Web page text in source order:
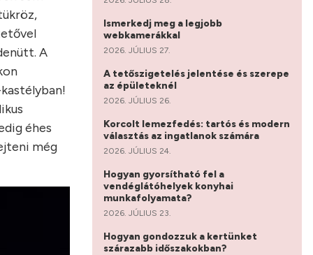
A
éhes
még
Ismerkedj meg a legjobb
webkamerákkal
2026. JÚLIUS 27.
A tetőszigetelés jelentése és szerepe
az épületeknél
2026. JÚLIUS 26.
Korcolt lemezfedés: tartós és modern
választás az ingatlanok számára
2026. JÚLIUS 24.
Hogyan gyorsítható fel a
vendéglátóhelyek konyhai
munkafolyamata?
2026. JÚLIUS 23.
Hogyan gondozzuk a kertünket
szárazabb időszakokban?